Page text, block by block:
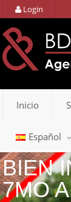
Login
Inicio
Español
BIEN
7MO